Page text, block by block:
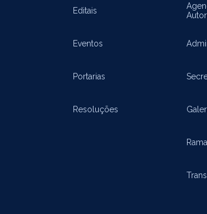
Editais
Eventos
Portarias
Resoluções